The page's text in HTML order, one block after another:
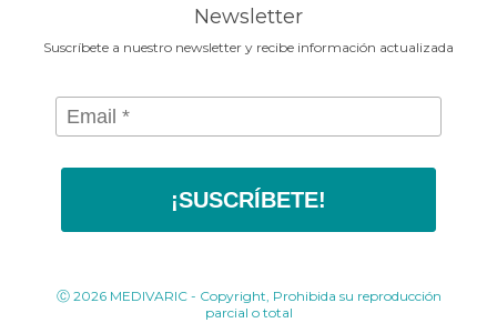
Newsletter
Suscríbete a nuestro newsletter y recibe información actualizada
¡SUSCRÍBETE!
Ⓒ 2026 MEDIVARIC - Copyright, Prohibida su reproducción
parcial o total